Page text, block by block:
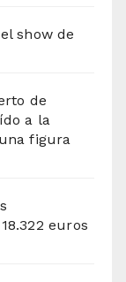
show de
de
a la
figura
euros